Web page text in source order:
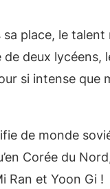
sa place, le
deux lycéens,
si intense
de monde
Corée du
Ran et Yoon Gi !